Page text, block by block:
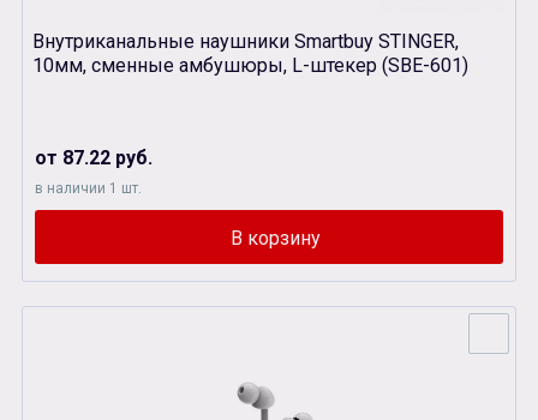
Внутриканальные наушники Smartbuy STINGER,
10мм, сменные амбушюры, L-штекер (SBЕ-601)
от 87.22 руб.
в наличии 1 шт.